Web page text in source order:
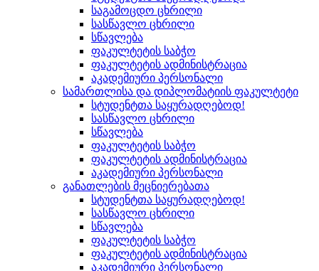
საგამოცდო ცხრილი
სასწავლო ცხრილი
სწავლება
ფაკულტეტის საბჭო
ფაკულტეტის ადმინისტრაცია
აკადემიური პერსონალი
სამართლისა და დიპლომატიის ფაკულტეტი
სტუდენტთა საყურადღებოდ!
სასწავლო ცხრილი
სწავლება
ფაკულტეტის საბჭო
ფაკულტეტის ადმინისტრაცია
აკადემიური პერსონალი
განათლების მეცნიერებათა
სტუდენტთა საყურადღებოდ!
სასწავლო ცხრილი
სწავლება
ფაკულტეტის საბჭო
ფაკულტეტის ადმინისტრაცია
აკადემიური პერსონალი